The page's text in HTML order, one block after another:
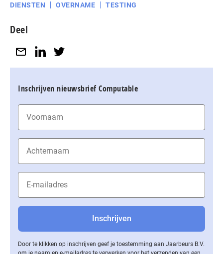
DIENSTEN OVERNAME TESTING
Deel
Inschrijven nieuwsbrief Computable
Door te klikken op inschrijven geef je toestemming aan Jaarbeurs B.V.